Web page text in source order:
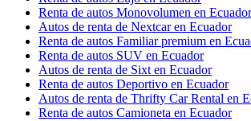
Renta de autos Monovolumen en Ecuador
Autos de renta de Nextcar en Ecuador
Renta de autos Familiar premium en
Renta de autos SUV en Ecuador
Autos de renta de Sixt en Ecuador
Renta de autos Deportivo en Ecuador
Autos de renta de Thrifty Car Rental en
Renta de autos Camioneta en Ecuador